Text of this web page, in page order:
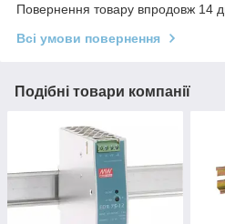
Повернення товару впродовж 14
Всі умови повернення
Подібні товари компанії